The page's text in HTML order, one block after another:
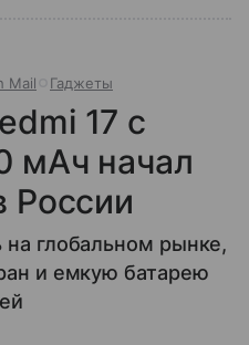
Mail Гаджеты
17 с
мАч начал
России
глобальном рынке,
и емкую батарею